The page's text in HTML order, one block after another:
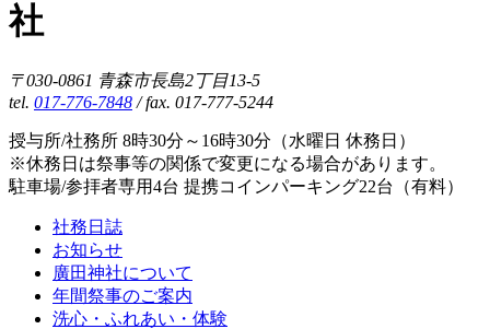
社
〒030-0861 青森市長島2丁目13-5
tel. 017-776-7848 / fax. 017-777-5244
授与所/社務所 8時30分～16時30分（水曜日 休務日）
※休務日は祭事等の関係で変更になる場合があります。
駐車場/参拝者専用4台 提携コインパーキング22台（有料）
社務日誌
お知らせ
廣田神社について
年間祭事のご案内
洗心・ふれあい・体験